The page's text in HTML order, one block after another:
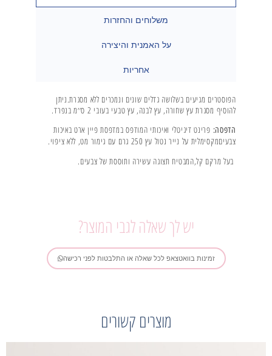
משלוחים והחזרות
על האמנית והיצירה
אחריות
הפוסטרים מגיעים בשלושה גדלים שונים ונמכרים ללא מסגרת.ניתן
להוסיף מסגרת עץ שחורה, עץ לבנה, עץ טבעי בעובי 2 ס׳׳מ בנפרד.
הדפסה: פרינט דיגיטלי ואיכותי המודפס במדפסת פיין ארט באיכות
צבעיםמקסימלית על נייר נטול עץ 250 גרם עם גימור מט, ללא ציפוי.
בעל מרקם קל,המבטיח תצוגה עשירה ותוססת של צבעים.
יש לך שאלה לגבי המוצר?
זמינות בוואטצאפ לכל שאלה או התלבטות לפני רכישה
מוצרים קשורים